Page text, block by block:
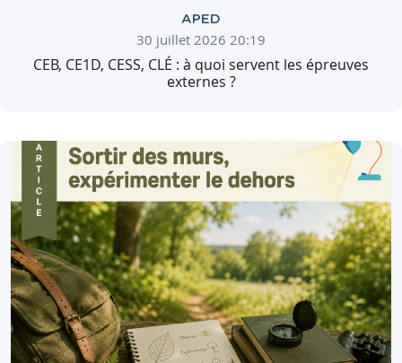
APED
30 juillet 2026 20:19
CEB, CE1D, CESS, CLÉ : à quoi servent les épreuves
externes ?